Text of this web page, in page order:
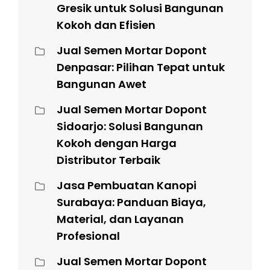
Gresik untuk Solusi Bangunan
Kokoh dan Efisien
Jual Semen Mortar Dopont
Denpasar: Pilihan Tepat untuk
Bangunan Awet
Jual Semen Mortar Dopont
Sidoarjo: Solusi Bangunan
Kokoh dengan Harga
Distributor Terbaik
Jasa Pembuatan Kanopi
Surabaya: Panduan Biaya,
Material, dan Layanan
Profesional
Jual Semen Mortar Dopont